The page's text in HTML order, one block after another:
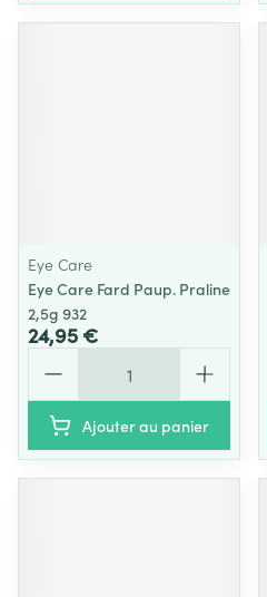
Eye Care
Eye Care Fard Paup. Praline
2,5g 932
24,95 €
Ajouter au panier